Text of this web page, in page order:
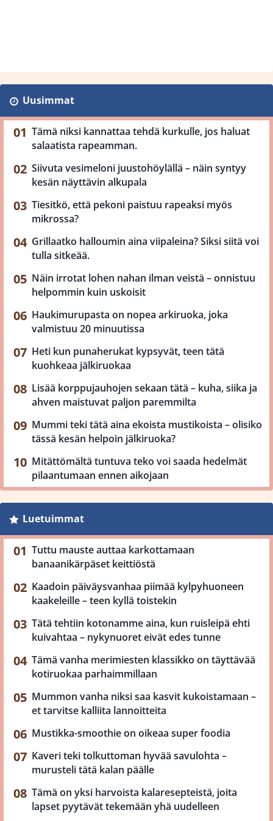
Uusimmat
Tämä niksi kannattaa tehdä kurkulle, jos haluat
salaatista rapeamman.
Siivuta vesimeloni juustohöylällä – näin syntyy
kesän näyttävin alkupala
Tiesitkö, että pekoni paistuu rapeaksi myös
mikrossa?
Grillaatko halloumin aina viipaleina? Siksi siitä voi
tulla sitkeää.
Näin irrotat lohen nahan ilman veistä – onnistuu
helpommin kuin uskoisit
Haukimurupasta on nopea arkiruoka, joka
valmistuu 20 minuutissa
Heti kun punaherukat kypsyvät, teen tätä
kuohkeaa jälkiruokaa
Lisää korppujauhojen sekaan tätä – kuha, siika ja
ahven maistuvat paljon paremmilta
Mummi teki tätä aina ekoista mustikoista – olisiko
tässä kesän helpoin jälkiruoka?
Mitättömältä tuntuva teko voi saada hedelmät
pilaantumaan ennen aikojaan
Luetuimmat
Tuttu mauste auttaa karkottamaan
banaanikärpäset keittiöstä
Kaadoin päiväysvanhaa piimää kylpyhuoneen
kaakeleille – teen kyllä toistekin
Tätä tehtiin kotonamme aina, kun ruisleipä ehti
kuivahtaa – nykynuoret eivät edes tunne
Tämä vanha merimiesten klassikko on täyttävää
kotiruokaa parhaimmillaan
Mummon vanha niksi saa kasvit kukoistamaan –
et tarvitse kalliita lannoitteita
Mustikka-smoothie on oikeaa super foodia
Kaveri teki tolkuttoman hyvää savulohta –
murusteli tätä kalan päälle
Tämä on yksi harvoista kalaresepteistä, joita
lapset pyytävät tekemään yhä uudelleen